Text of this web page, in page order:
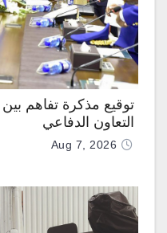
توقيع مذكرة تفاهم
التعاون الدفاعي
Aug 7, 2026